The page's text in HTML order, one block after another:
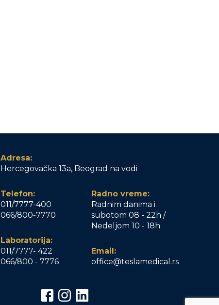
Adresa:
Hercegovačka 13a, Beograd na vodi
Telefon:
011/7777-400
066/800-7770
Laboratorija:
011/7777- 422
066/800 - 7776
Radno vreme:
Radnim danima i
subotom 08 - 22h /
Nedeljom 10 - 18h
Email:
office@teslamedical.rs